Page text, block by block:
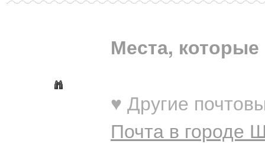
Места, которые
♥ Другие
Почта в городе